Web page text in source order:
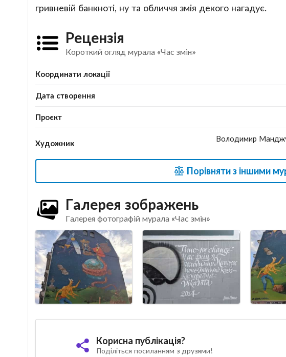
гривневій банкноті, ну та обличчя змія декого нагадує.
Рецензія
Короткий огляд мурала «Час змін»
Координати локації
Дата створення
Проєкт
Художник
Володимир
Порівняти з іншими
Галерея зображень
Галерея фотографій мурала «Час змін»
Корисна публікація?
Поділіться посиланням з друзями!